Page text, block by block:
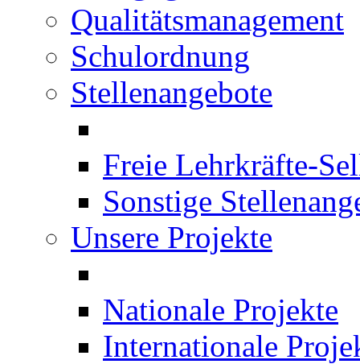
Qualitätsmanagement
Schulordnung
Stellenangebote
Freie Lehrkräfte-
Sonstige
Unsere Projekte
Nationale Projekte
Internationale